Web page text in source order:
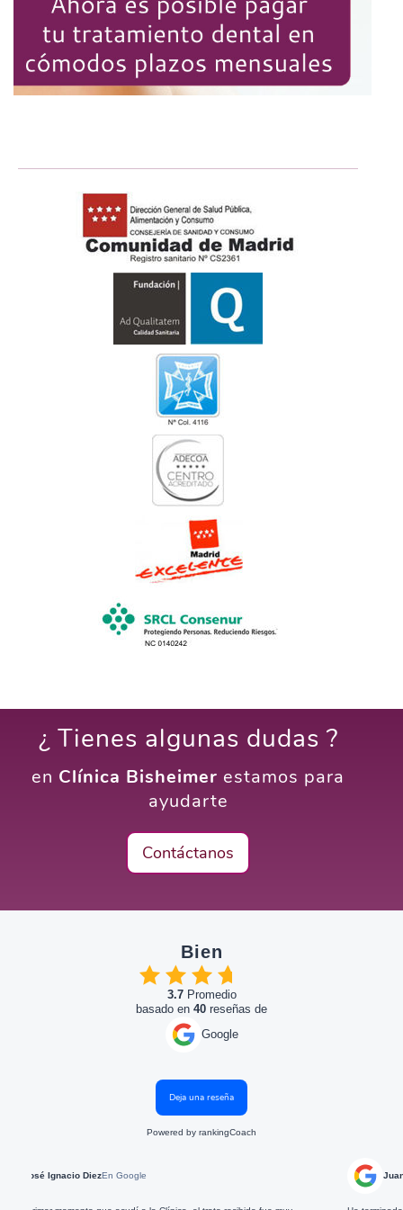
¿ Tienes algunas dudas ?
en Clínica Bisheimer estamos para
ayudarte
Contáctanos
Bien
3.7Promedio
basado en 40 reseñas de
Google
Deja una reseña
Powered by rankingCoach
DiezEn Google Juan Delgado En